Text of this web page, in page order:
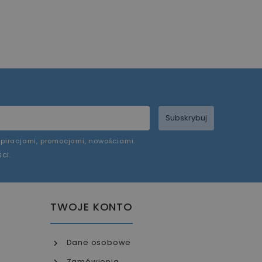
Subskrybuj
promocjami, nowościami.
.
TWOJE KONTO
Dane osobowe